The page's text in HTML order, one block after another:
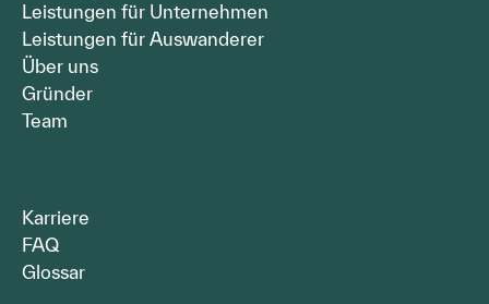
Leistungen für Unternehmen
Leistungen für Auswanderer
Über uns
Gründer
Team
Karriere
FAQ
Glossar